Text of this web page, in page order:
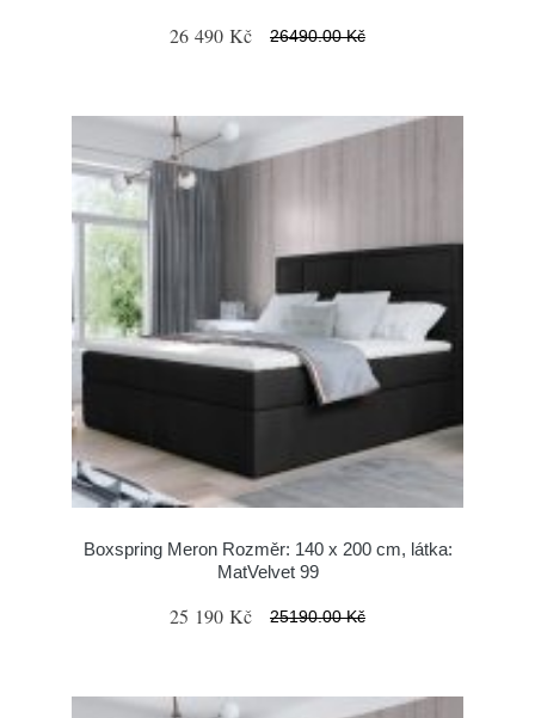
26 490 Kč 26490.00 Kč
Boxspring Meron Rozměr: 140 x 200 cm, látka:
MatVelvet 99
25 190 Kč 25190.00 Kč